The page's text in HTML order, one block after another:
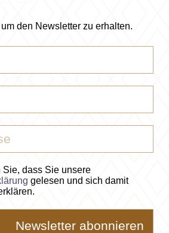
den Newsletter zu erhalten.
Sie, dass Sie unsere
gelesen und sich damit